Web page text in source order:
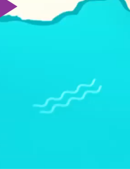
Play
Video